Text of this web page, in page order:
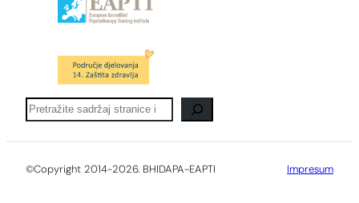
Pretraga
©Copyright 2014-2026. BHIDAPA-EAPTI Impresum